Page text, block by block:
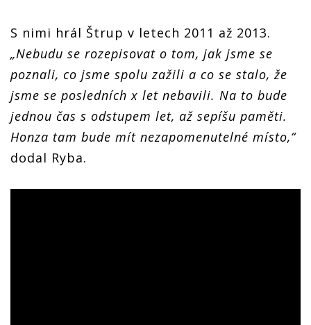
S nimi hrál Štrup v letech 2011 až 2013.
„Nebudu se rozepisovat o tom, jak jsme se
poznali, co jsme spolu zažili a co se stalo, že
jsme se posledních x let nebavili. Na to bude
jednou čas s odstupem let, až sepíšu paměti.
Honza tam bude mít nezapomenutelné místo,“
dodal Ryba.